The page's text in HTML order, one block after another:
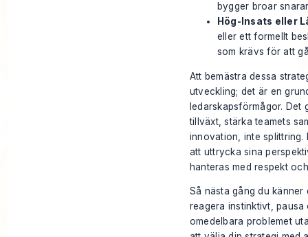
bygger broar
Hög-Insats eller
eller ett formellt
som krävs för att
Att bemästra dessa
utveckling; det är en
ledarskapsförmågor.
tillväxt, stärka teamets
innovation, inte splittring.
att uttrycka sina
hanteras med respekt
Så nästa gång du
reagera instinktivt,
omedelbara problemet